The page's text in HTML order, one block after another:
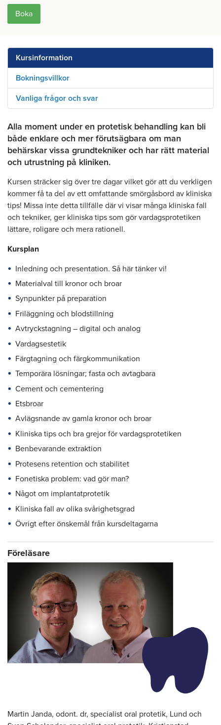
Boka
Kursinformation
Bokningsvillkor
Vanliga frågor och svar
Alla moment under en protetisk behandling kan bli
både enklare och mer förutsägbara om man
behärskar vissa grundtekniker och har rätt material
och utrustning på kliniken.
Kursen sträcker sig över tre dagar vilket gör att du verkligen
kommer få ta del av ett omfattande smörgåsbord av kliniska
tips! Missa inte detta tillfälle där vi visar många kliniska fall
och tekniker, ger kliniska tips som gör vardagsprotetiken
lättare, roligare och mera rationell.
Kursplan
Inledning och presentation. Så här tänker vi!
Materialval till kronor och broar
Synpunkter på preparation
Friläggning och blodstillning
Avtryckstagning – digital och analog
Vardagsestetik
Färgtagning och färgkommunikation
Temporära lösningar; fasta och avtagbara
Cement och cementering
Etsbroar
Avlägsnande av gamla kronor och broar
Kliniska tips och bra grejor för vardagsprotetiken
Benbevarande extraktion
Protesens retention och stabilitet
Fonetiska problem: vad gör man?
Något om implantatprotetik
Kliniska fall av olika svårighetsgrad
Övrigt efter önskemål från kursdeltagarna
Föreläsare
Martin Janda, odont. dr, specialist oral protetik, Lund och